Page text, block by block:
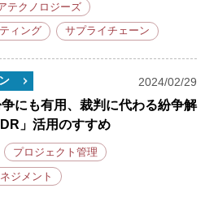
テクノロジーズ
ィング サプライチェーン
2024/02/29
争にも有用、裁判に代わる紛争解
」活用のすすめ
プロジェクト管理
ジメント